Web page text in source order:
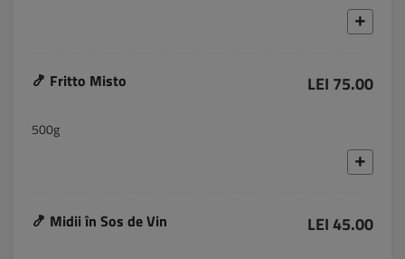
🍤 Fritto Misto LEI 75.00
500g
🍤 Midii în Sos de Vin LEI 45.00